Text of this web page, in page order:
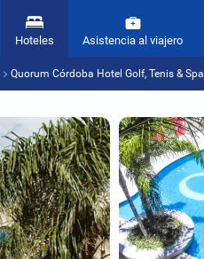
Hoteles Asistencia al viajero
Quorum Córdoba Hotel Golf, Tenis & Spa